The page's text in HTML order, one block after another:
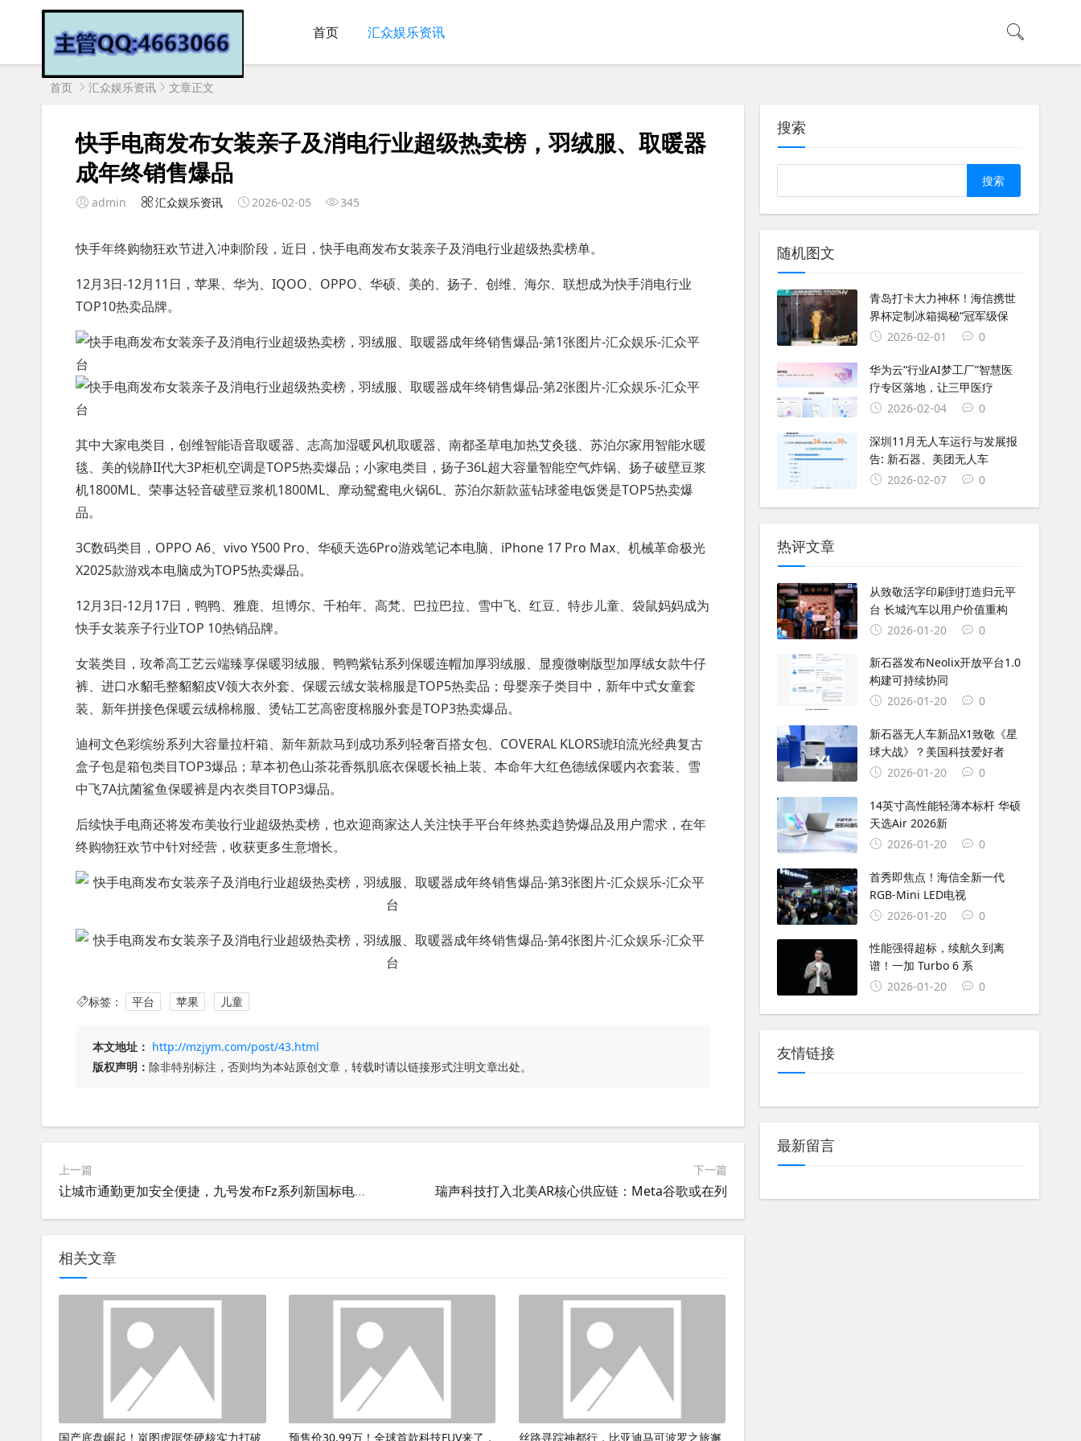
首页 汇众娱乐资讯
首页 汇众娱乐资讯 文章正文
快手电商发布女装亲子及消电行业超级热卖榜，羽绒服、取暖器
成年终销售爆品
admin 汇众娱乐资讯 2026-02-05 345
快手年终购物狂欢节进入冲刺阶段，近日，快手电商发布女装亲子及消电行业超级热卖榜单。
12月3日-12月11日，苹果、华为、IQOO、OPPO、华硕、美的、扬子、创维、海尔、联想成为快手消电行业
TOP10热卖品牌。
其中大家电类目，创维智能语音取暖器、志高加湿暖风机取暖器、南都圣草电加热艾灸毯、苏泊尔家用智能水暖
毯、美的锐静II代大3P柜机空调是TOP5热卖爆品；小家电类目，扬子36L超大容量智能空气炸锅、扬子破壁豆浆
机1800ML、荣事达轻音破壁豆浆机1800ML、摩动鸳鸯电火锅6L、苏泊尔新款蓝钻球釜电饭煲是TOP5热卖爆
品。
3C数码类目，OPPO A6、vivo Y500 Pro、华硕天选6Pro游戏笔记本电脑、iPhone 17 Pro Max、机械革命极光
X2025款游戏本电脑成为TOP5热卖爆品。
12月3日-12月17日，鸭鸭、雅鹿、坦博尔、千柏年、高梵、巴拉巴拉、雪中飞、红豆、特步儿童、袋鼠妈妈成为
快手女装亲子行业TOP 10热销品牌。
女装类目，玫希高工艺云端臻享保暖羽绒服、鸭鸭紫钻系列保暖连帽加厚羽绒服、显瘦微喇版型加厚绒女款牛仔
裤、进口水貂毛整貂貂皮V领大衣外套、保暖云绒女装棉服是TOP5热卖品；母婴亲子类目中，新年中式女童套
装、新年拼接色保暖云绒棉棉服、烫钻工艺高密度棉服外套是TOP3热卖爆品。
迪柯文色彩缤纷系列大容量拉杆箱、新年新款马到成功系列轻奢百搭女包、COVERAL KLORS琥珀流光经典复古
盒子包是箱包类目TOP3爆品；草本初色山茶花香氛肌底衣保暖长袖上装、本命年大红色德绒保暖内衣套装、雪
中飞7A抗菌鲨鱼保暖裤是内衣类目TOP3爆品。
后续快手电商还将发布美妆行业超级热卖榜，也欢迎商家达人关注快手平台年终热卖趋势爆品及用户需求，在年
终购物狂欢节中针对经营，收获更多生意增长。
标签： 平台 苹果 儿童
本文地址： http://mzjym.com/post/43.html
版权声明： 除非特别标注，否则均为本站原创文章，转载时请以链接形式注明文章出处。
上一篇
让城市通勤更加安全便捷，九号发布Fz系列新国标电动车
下一篇
瑞声科技打入北美AR核心供应链：Meta谷歌或在列
相关文章
国产底盘崛起！岚图虎踞凭硬核实力打破 预售价30.99万！全球首款科技FUV来了， 丝路寻踪神都行，比亚迪马可波罗之旅邂
搜索
随机图文
青岛打卡大力神杯！海信携世
界杯定制冰箱揭秘“冠军级保
2026-02-01
0
华为云“行业AI梦工厂”智慧医
疗专区落地，让三甲医疗
2026-02-04
0
深圳11月无人车运行与发展报
告: 新石器、美团无人车
2026-02-07
0
热评文章
从致敬活字印刷到打造归元平
台 长城汽车以用户价值重构
2026-01-20
0
新石器发布Neolix开放平台1.0
构建可持续协同
2026-01-20
0
新石器无人车新品X1致敬《星
球大战》？美国科技爱好者
2026-01-20
0
14英寸高性能轻薄本标杆 华硕
天选Air 2026新
2026-01-20
0
首秀即焦点！海信全新一代
RGB-Mini LED电视
2026-01-20
0
性能强得超标，续航久到离
谱！一加 Turbo 6 系
2026-01-20
0
友情链接
最新留言